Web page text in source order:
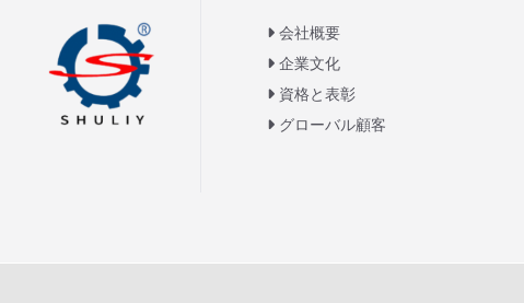
会社概要
企業文化
資格と表彰
グローバル顧客